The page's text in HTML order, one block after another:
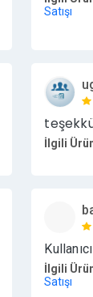
Satışı
İlgili
İlgili
Satışı